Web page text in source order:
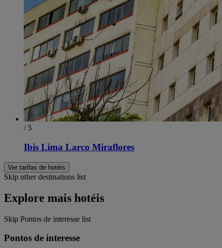
/ 5
Ibis Lima Larco Miraflores
Ver tarifas de hotéis
Skip other destinations list
Explore mais hotéis
Skip Pontos de interesse list
Pontos de interesse